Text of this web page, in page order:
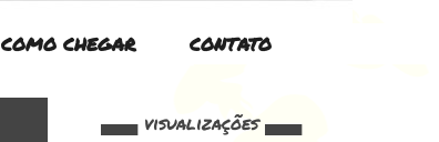
COMO CHEGAR CONTATO
▄▄▄ visualizações ▄▄▄